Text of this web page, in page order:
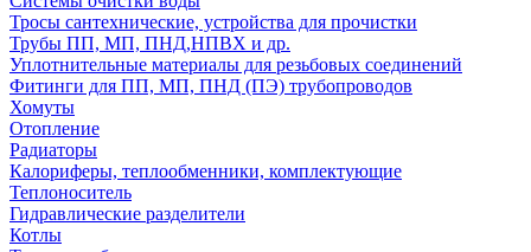
Тросы сантехнические, устройства для прочистки
Трубы ПП, МП, ПНД,НПВХ и др.
Уплотнительные материалы для резьбовых соединений
Фитинги для ПП, МП, ПНД (ПЭ) трубопроводов
Хомуты
Отопление
Радиаторы
Калориферы, теплообменники, комплектующие
Теплоноситель
Гидравлические разделители
Котлы